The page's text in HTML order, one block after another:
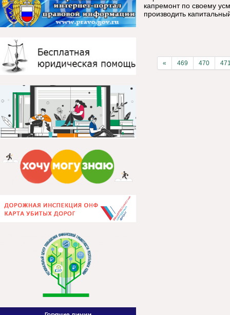
капремонт по своему
производить
« 469 470